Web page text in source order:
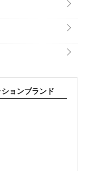
ョンブランド